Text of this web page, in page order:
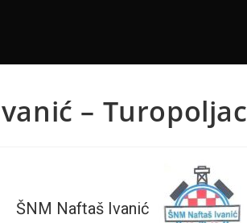
– Turopoljac
ŠNM Naftaš Ivanić